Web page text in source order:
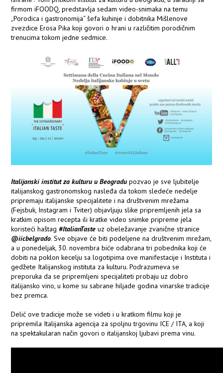
firmom iFOODQ, predstavlja sedam video-snimaka na temu
„Porodica i gastronomija“ šefa kuhinje i dobitnika Mišlenove
zvezdice Erosa Pika koji govori o hrani u različitim porodičnim
trenucima tokom jedne sedmice.
Italijanski institut za kulturu u Beogradu pozvao je sve ljubitelje
italijanskog gastronomskog nasleđa da tokom sledeće nedelje
pripremaju italijanske specijalitete i na društvenim mrežama
(Fejsbuk, Instagram i Tviter) objavljuju slike pripremljenih jela sa
kratkim opisom recepta ili kratke video snimke pripreme jela
koristeći haštag#ItalianTasteuz obeležavanje zvanične stranice
@iicbelgrado. Sve objave će biti podeljene na društvenim mrežam,
a u ponedeljak, 30. novembra biće odabrana tri pobednika koji će
dobiti na poklon kecelju sa logotipima ove manifestacije i Instituta i
gedžete Italijanskog instituta za kulturu. Podrazumeva se
preporuka da se pripremljeni specijaliteti probaju uz dobro
italijansko vino, u kome su sabrane hiljade godina vinarske tradicije
bez premca.
Delić ove tradicije može se videti i u kratkom filmu koji je
pripremila Italijanska agencija za spoljnu trgovinu ICE / ITA, a koji
na spektakularan način govori o italijanskoj ljubavi prema vinu.